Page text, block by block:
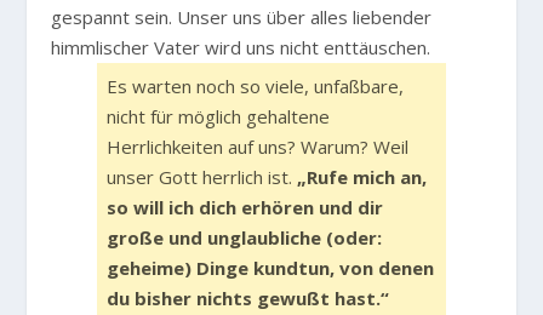
gespannt sein. Unser uns über alles liebender
himmlischer Vater wird uns nicht enttäuschen.
Es warten noch so viele, unfaßbare,
nicht für möglich gehaltene
Herrlichkeiten auf uns? Warum? Weil
unser Gott herrlich ist. „Rufe mich an,
so will ich dich erhören und dir
große und unglaubliche (oder:
geheime) Dinge kundtun, von denen
du bisher nichts gewußt hast.“